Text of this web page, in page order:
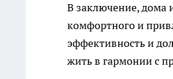
В заключение,дома
комфортного и
эффективность и
жить в гармонии с